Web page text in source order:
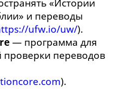
«Истории
и переводы
ufw.io/uw/).
— программа для
проверки переводов
).